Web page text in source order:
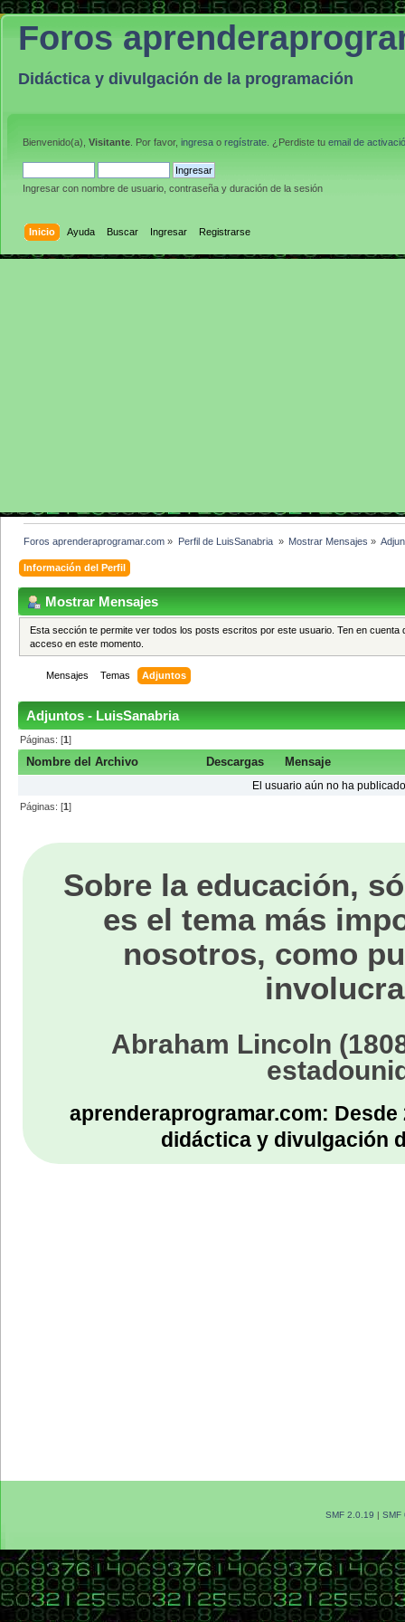
Foros
Didáctica y divulgación de la programación
Bienvenido(a), Visitante . Por favor, ingresa o regístrate . ¿Perdiste tu email de
Ingresar con nombre de usuario, contraseña y duración de la sesión
Inicio Ayuda Buscar Ingresar Registrarse
Foros aprenderaprogramar.com » Perfil de LuisSanabria » Mostrar Mensajes »
Información del Perfil
Mostrar Mensajes
Esta sección te permite ver todos los posts escritos por este usuario. Ten en
acceso en este momento.
Mensajes Temas Adjuntos
Adjuntos - LuisSanabria
Páginas: [1]
Nombre del Archivo Descargas Mensaje
El usuario aún no ha
Páginas: [1]
Sobre la educación,
es el tema más
nosotros, como
Abraham Lincoln
aprenderaprogramar.com:
didáctica y divulgación
SMF 2.0.19 | SMF